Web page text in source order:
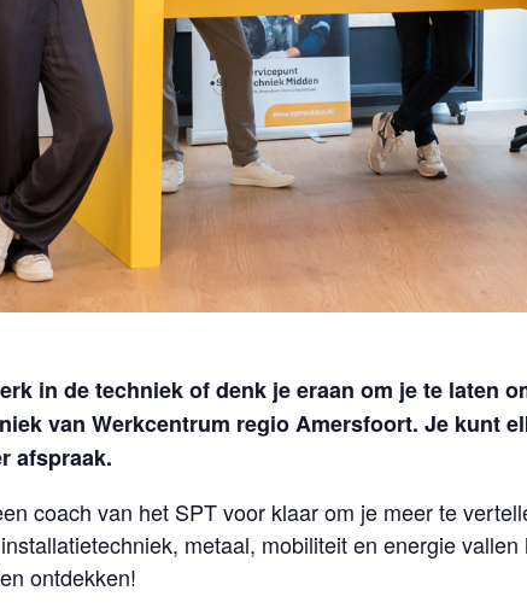
in de techniek of denk je eraan om je te laten
van Werkcentrum regio Amersfoort. Je kunt
afspraak.
coach van het SPT voor klaar om je meer te
metaal, mobiliteit en energie
ontdekken!